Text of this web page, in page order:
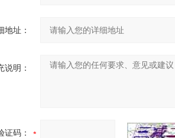
地址：
说明：
证码：